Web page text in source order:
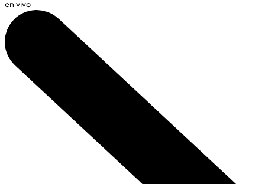
en vivo